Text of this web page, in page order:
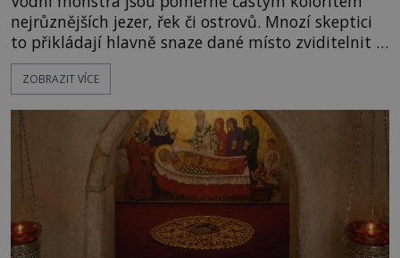
nejrůznějších jezer, řek či ostrovů. Mnozí skeptici
to přikládají hlavně snaze dané místo zviditelnit a
přitáhnout k němu pozornost záhadám
nakloněných turistů. Je to také případ kyperského
legendami o něm ukrývat nějaký pravdivý základ?
V blízkosti Mysu Greco, jak se přez
ZOBRAZIT VÍCE